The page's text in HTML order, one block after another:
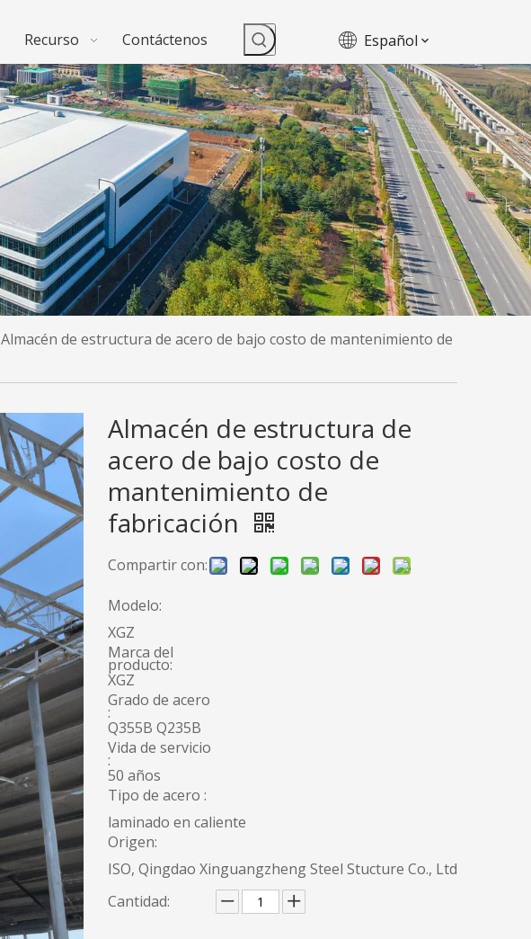
Recurso Contáctenos Español
Almacén de estructura de acero de bajo costo de mantenimiento de
Almacén de estructura de
acero de bajo costo de
mantenimiento de
fabricación
Compartir con:
Modelo:
XGZ
Marca del
producto:
XGZ
Grado de acero
:
Q355B Q235B
Vida de servicio
:
50 años
Tipo de acero :
laminado en caliente
Origen:
ISO, Qingdao Xinguangzheng Steel Stucture Co., Ltd
Cantidad: